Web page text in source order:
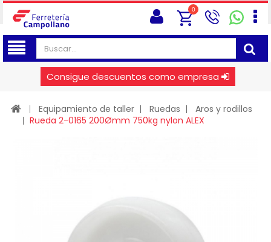
0
Consigue descuentos como empresa
Equipamiento de taller Ruedas
Aros y rodillos
Rueda 2-0165 200Ømm 750kg nylon ALEX